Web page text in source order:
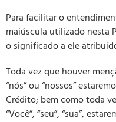
Para facilitar o
maiúscula utilizado nesta
o significado a ele
Toda vez que houver
“nós” ou “nossos”
Crédito; bem como toda
“Você”, “seu”, “sua”,